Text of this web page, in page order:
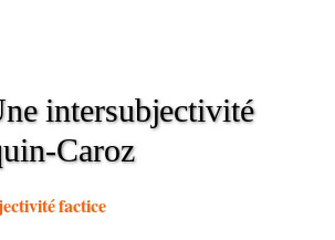
intersubjectivité
Caroz
factice